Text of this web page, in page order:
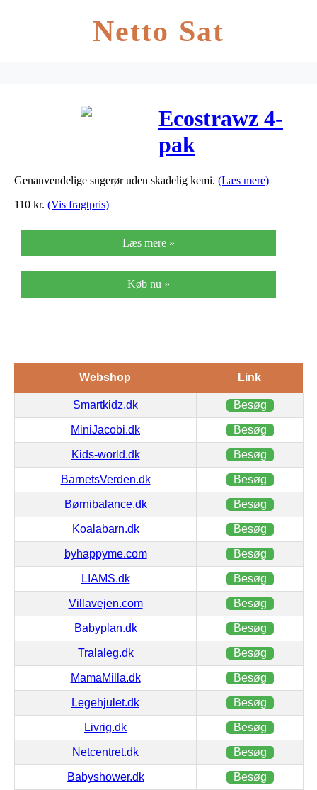
Netto Sat
Ecostrawz 4-
pak
stålsugerør +
Kort m/knæk
Genanvendelige sugerør uden skadelig kemi. (Læs mere)
110 kr. (Vis fragtpris)
Læs mere »
Køb nu »
Webshop Link
Smartkidz.dk Besøg
MiniJacobi.dk Besøg
Kids-world.dk Besøg
BarnetsVerden.dk Besøg
Børnibalance.dk Besøg
Koalabarn.dk Besøg
byhappyme.com Besøg
LIAMS.dk Besøg
Villavejen.com Besøg
Babyplan.dk Besøg
Tralaleg.dk Besøg
MamaMilla.dk Besøg
Legehjulet.dk Besøg
Livrig.dk Besøg
Netcentret.dk Besøg
Babyshower.dk Besøg